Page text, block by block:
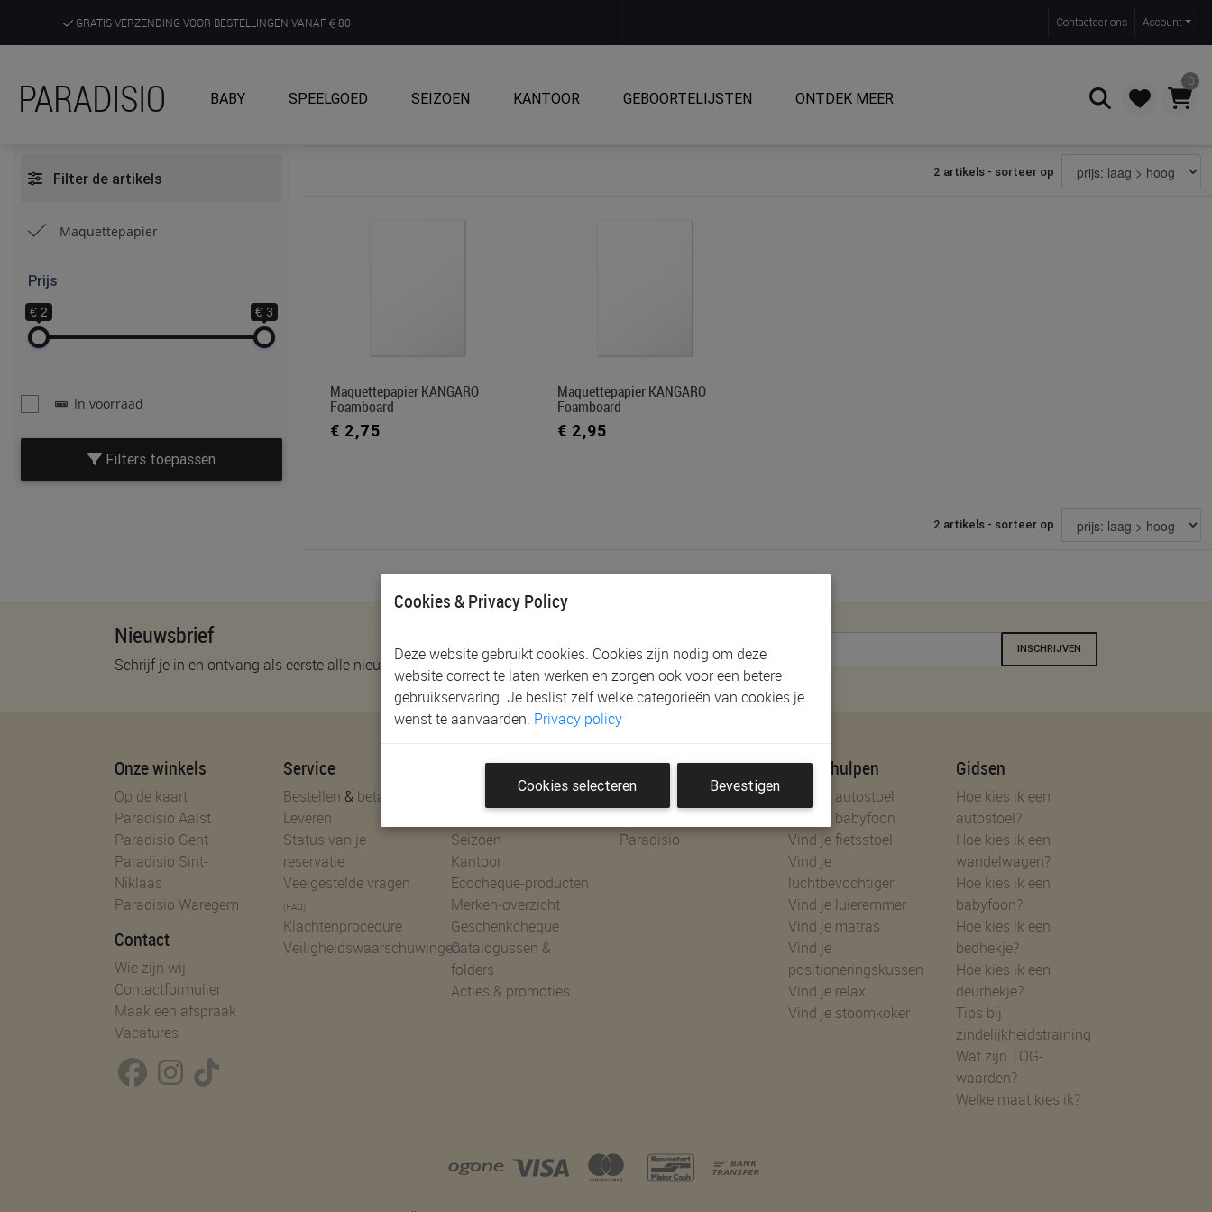
GRATIS VERZENDING VOOR BESTELLINGEN VANAF 80
ONTDEK, BELEEF EN KRIJG ADVIES IN ONZE WINKELS
Contacteer ons Account
PARADISIO BABY SPEELGOED SEIZOEN KANTOOR GEBOORTELIJSTEN ONTDEK MEER
0
Zoeken
Filter de artikels
Maquettepapier
Prijs
€ 2 € 3
In voorraad
Filters toepassen
2 artikels - sorteer op
Maquettepapier KANGARO
Foamboard
€ 2,75
Maquettepapier KANGARO
Foamboard
€ 2,95
2 artikels - sorteer op
Nieuwsbrief
Schrijf je in en ontvang als eerste alle nieuwtjes!
INSCHRIJVEN
Onze winkels
Op de kaart
Paradisio Aalst
Paradisio Gent
Paradisio Sint-
Niklaas
Paradisio Waregem
Contact
Wie zijn wij
Contactformulier
Maak een afspraak
Vacatures
Service
Bestellen & betalen
Leveren
Status van je
reservatie
Veelgestelde vragen
(FAQ)
Klachtenprocedure
Veiligheidswaarschuwingen
Shoppen
Seizoen
Kantoor
Ecocheque-producten
Merken-overzicht
Geschenkcheque
Catalogussen &
folders
Acties & promoties
Geboortelijsten
Kies een geschenkje
Paradisio
Keuzehulpen
Vind je autostoel
Vind je babyfoon
Vind je fietsstoel
Vind je
luchtbevochtiger
Vind je luieremmer
Vind je matras
Vind je
positioneringskussen
Vind je relax
Vind je stoomkoker
Gidsen
Hoe kies ik een
autostoel?
Hoe kies ik een
wandelwagen?
Hoe kies ik een
babyfoon?
Hoe kies ik een
bedhekje?
Hoe kies ik een
deurhekje?
Tips bij
zindelijkheidstraining
Wat zijn TOG-
waarden?
Welke maat kies ik?
Cookies & Privacy Policy
Deze website gebruikt cookies. Cookies zijn nodig om deze
website correct te laten werken en zorgen ook voor een betere
gebruikservaring. Je beslist zelf welke categorieën van cookies je
wenst te aanvaarden. Privacy policy
Cookies selecteren Bevestigen